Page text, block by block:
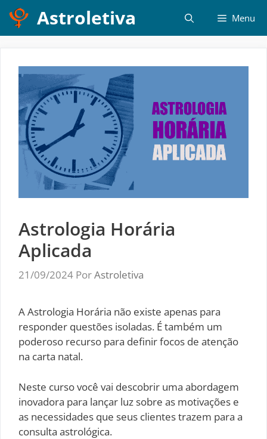
Pular
para
o
Astroletiva Menu
Astrologia Horária
Aplicada
21/09/2024 PorAstroletiva
A Astrologia Horária não existe apenas para
responder questões isoladas. É também um
poderoso recurso para definir focos de atenção
na carta natal.
Neste curso você vai descobrir uma abordagem
inovadora para lançar luz sobre as motivações e
as necessidades que seus clientes trazem para a
consulta astrológica.